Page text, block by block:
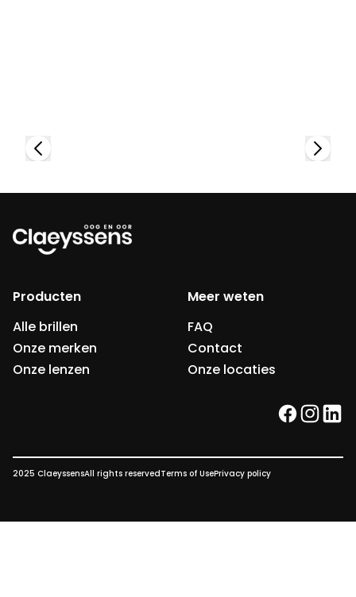
Producten
Alle brillen
Onze merken
Onze lenzen
Meer weten
FAQ
Contact
Onze locaties
facebook
2025 ClaeyssensAll rights reservedTerms of UsePrivacy policy